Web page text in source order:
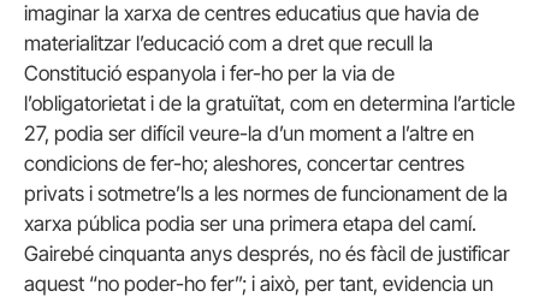
imaginar la xarxa de centres educatius que havia de
materialitzar l’educació com a dret que recull la
Constitució espanyola i fer-ho per la via de
l’obligatorietat i de la gratuïtat, com en determina l’article
27, podia ser difícil veure-la d’un moment a l’altre en
condicions de fer-ho; aleshores, concertar centres
privats i sotmetre’ls a les normes de funcionament de la
xarxa pública podia ser una primera etapa del camí.
Gairebé cinquanta anys després, no és fàcil de justificar
aquest “no poder-ho fer”; i això, per tant, evidencia un